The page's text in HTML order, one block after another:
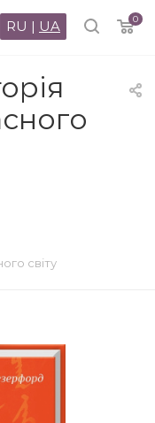
0
RU | UA
світу